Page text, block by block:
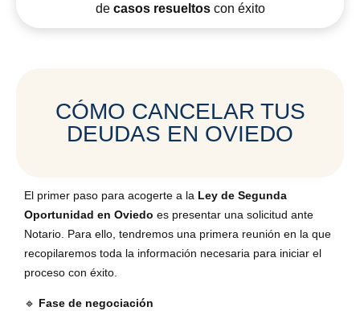
de casos resueltoscon éxito
CÓMO CANCELAR TUS
DEUDAS EN OVIEDO
El primer paso para acogerte a la Ley de Segunda
Oportunidad en Oviedo es presentar una solicitud ante
Notario. Para ello, tendremos una primera reunión en la que
recopilaremos toda la información necesaria para iniciar el
proceso con éxito.
🔹 Fase de negociación